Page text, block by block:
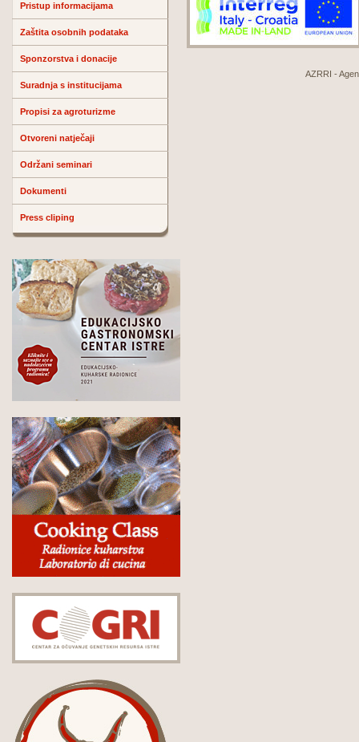
Pristup informacijama
Zaštita osobnih podataka
Sponzorstva i donacije
Suradnja s institucijama
Propisi za agroturizme
Otvoreni natječaji
Održani seminari
Dokumenti
Press cliping
AZRRI -